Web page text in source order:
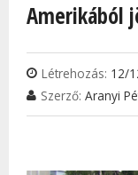
Amerikából
Létrehozás: 12/
Szerző: Aranyi